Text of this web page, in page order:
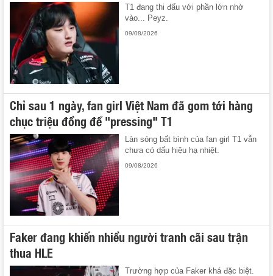
T1 đang thi đấu với phần lớn nhờ
vào... Peyz.
09/08/2026
Chỉ sau 1 ngày, fan girl Việt Nam đã gom tới hàng
chục triệu đồng để "pressing" T1
Làn sóng bất bình của fan girl T1 vẫn
chưa có dấu hiệu hạ nhiệt.
09/08/2026
Faker đang khiến nhiều người tranh cãi sau trận
thua HLE
Trường hợp của Faker khá đặc biệt.